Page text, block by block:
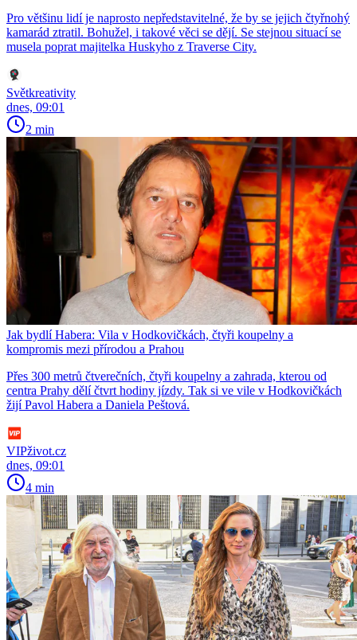
Pro většinu lidí je naprosto nepředstavitelné, že by se jejich čtyřnohý
kamarád ztratil. Bohužel, i takové věci se dějí. Se stejnou situací se
musela poprat majitelka Huskyho z Traverse City.
Světkreativity
dnes, 09:01
2 min
Jak bydlí Habera: Vila v Hodkovičkách, čtyři koupelny a
kompromis mezi přírodou a Prahou
Přes 300 metrů čtverečních, čtyři koupelny a zahrada, kterou od
centra Prahy dělí čtvrt hodiny jízdy. Tak si ve vile v Hodkovičkách
žijí Pavol Habera a Daniela Peštová.
VIPživot.cz
dnes, 09:01
4 min